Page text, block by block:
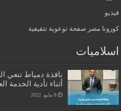
فيديو
كورونا مصر صفحة توعوية تثقيفية
اسلاميات
نافذة دمياط تنعي
أثناء تأدية الخدمة
8 مايو، 2022